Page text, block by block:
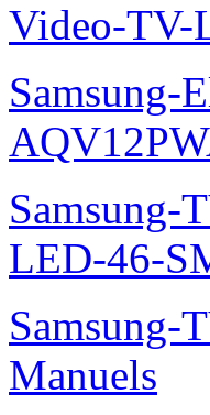
Video-TV-
Samsung-
Samsung-
LED-46-
Samsung-
Manuels